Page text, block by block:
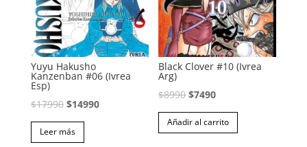
Yuyu Hakusho
Kanzenban #06 (Ivrea
Esp)
$17990 El
precio
original
$14990El
Leer más
Black Clover #10 (Ivrea
Arg)
$8990 El
precio
original
$7490El
precio
actual
Añadir al carrito